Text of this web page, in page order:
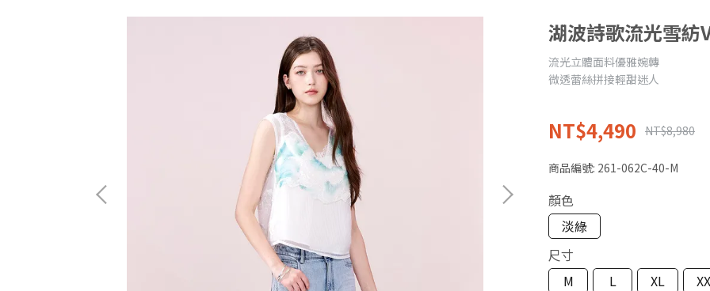
湖波詩歌流光雪紡
流光立體面料優雅婉轉
微透蕾絲拼接輕甜迷人
NT$4,490 NT$8,980
商品編號: 261-062C-40-M
顏色
淡綠
尺寸
M
L XL